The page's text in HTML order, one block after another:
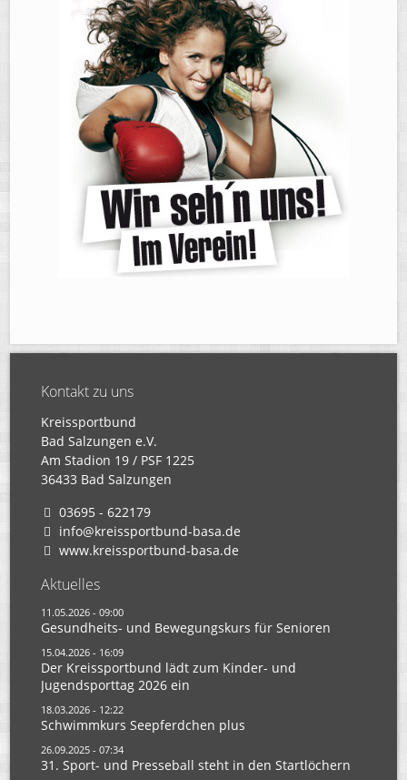
Kontakt zu uns
Kreissportbund
Bad Salzungen e.V.
Am Stadion 19 / PSF 1225
36433 Bad Salzungen
03695 - 622179
info@kreissportbund-basa.de
www.kreissportbund-basa.de
Aktuelles
11.05.2026 - 09:00
Gesundheits- und Bewegungskurs für Senioren
15.04.2026 - 16:09
Der Kreissportbund lädt zum Kinder- und
Jugendsporttag 2026 ein
18.03.2026 - 12:22
Schwimmkurs Seepferdchen plus
26.09.2025 - 07:34
31. Sport- und Presseball steht in den Startlöchern